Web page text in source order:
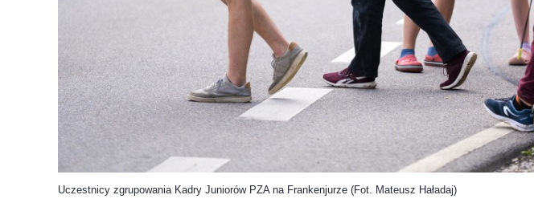
Uczestnicy zgrupowania Kadry Juniorów PZA na Frankenjurze (Fot. Mateusz Haładaj)